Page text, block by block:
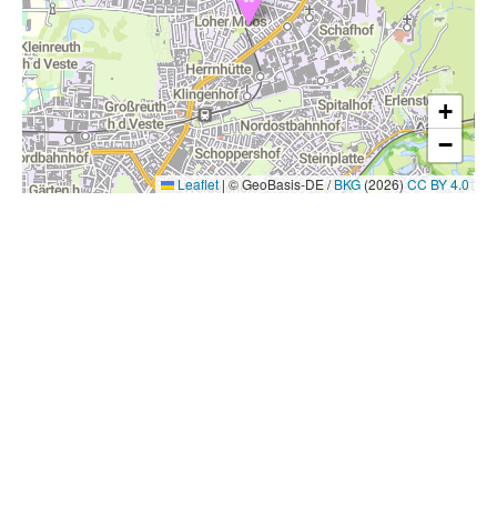
+
−
Leaflet |© GeoBasis-DE /BKG(2026) CC BY 4.0